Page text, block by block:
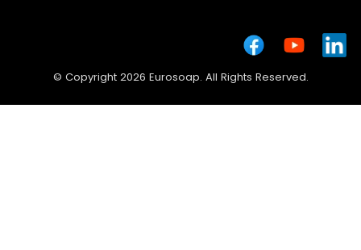
© Copyright 2026 Eurosoap. All Rights Reserved.